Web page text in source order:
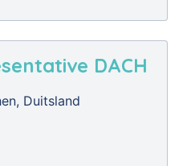
DACH
, Duitsland